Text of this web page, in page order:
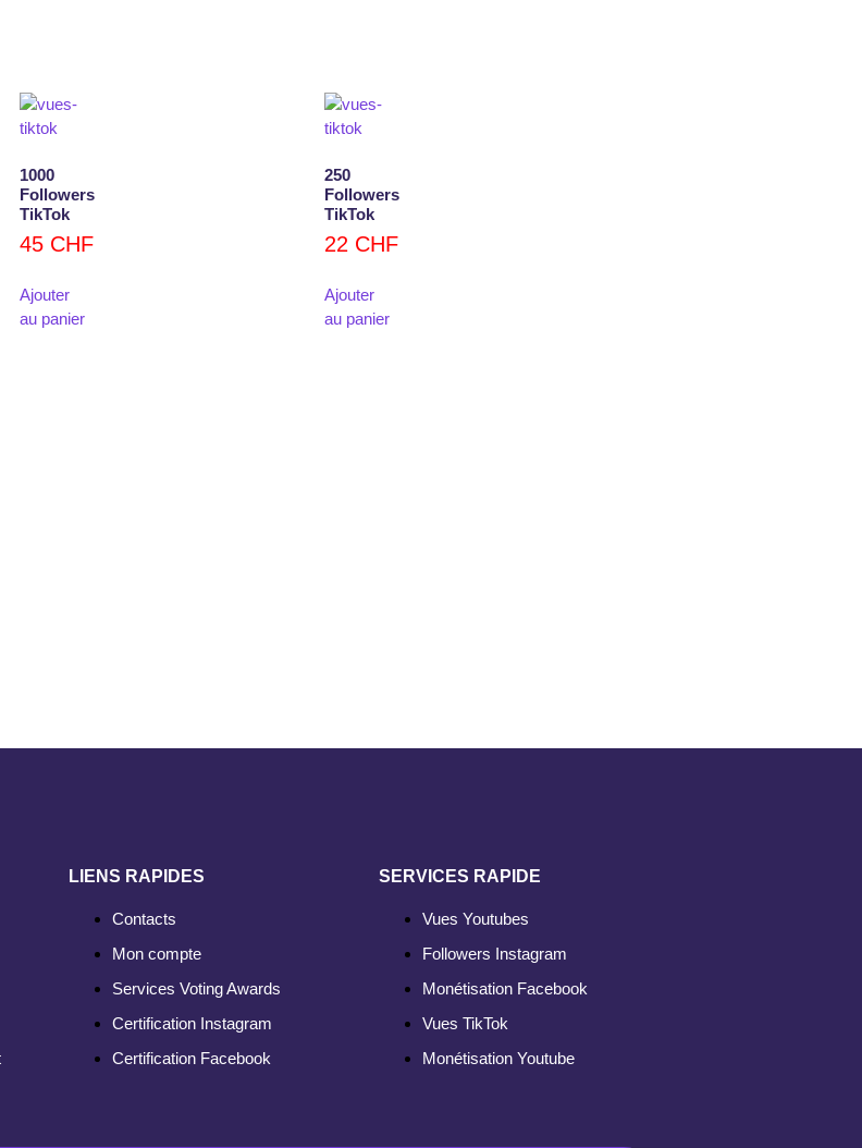
1000
Followers
TikTok
45 CHF
Ajouter
au panier
250
Followers
TikTok
22 CHF
Ajouter
au panier
LIENS RAPIDES
Contacts
Mon compte
Services Voting Awards
Certification Instagram
Certification Facebook
SERVICES RAPIDE
Vues Youtubes
Followers Instagram
Monétisation Facebook
Vues TikTok
Monétisation Youtube